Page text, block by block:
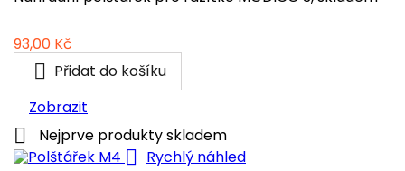
Cena
93,00 Kč
 Přidat do košíku
Zobrazit
 Nejprve produkty skladem

Rychlý náhled